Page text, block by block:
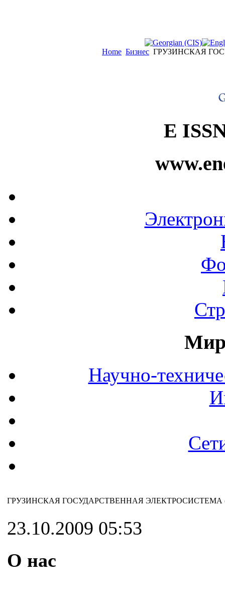
Home Бизнес ГРУЗИНСКАЯ
E
Мир
Научно-
ГРУЗИНСКАЯ ГОСУДАРСТВЕННАЯ ЭЛЕКТРОСИСТЕМА
23.10.2009 05:53
О нас